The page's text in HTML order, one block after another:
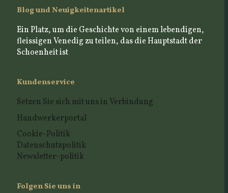
Blog und Neuigkeitenartikel
Ein Platz, um die Geschichte von einem lebendigen,
fleissigen Venedig zu teilen, das die Hauptstadt der
Schoenheit ist
Kundenservice
Setzen Sie sich mit uns in Verbindung
Handwerkerportal
Cookie-Politik
Datenschutzpolitik
Newsletter-politik
Folgen Sie uns in